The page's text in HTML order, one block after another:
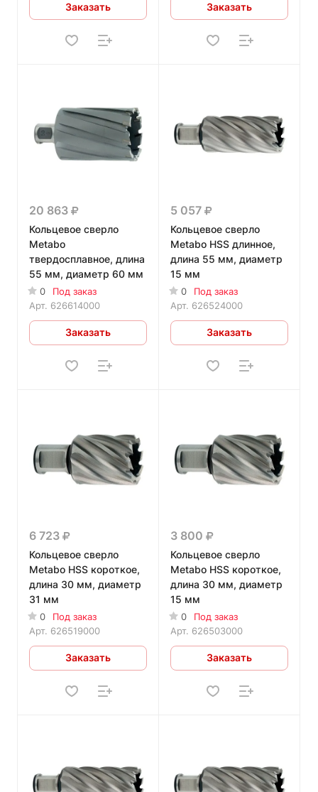
Заказать Заказать
20 863
Кольцевое сверло
Metabo
твердосплавное, длина
55 мм, диаметр 60 мм
0
Под заказ
Арт. 626614000
Заказать
5 057
Кольцевое сверло
Metabo HSS длинное,
длина 55 мм, диаметр
15 мм
0
Под заказ
Арт. 626524000
Заказать
6 723
Кольцевое сверло
Metabo HSS короткое,
длина 30 мм, диаметр
31 мм
0
Под заказ
Арт. 626519000
Заказать
3 800
Кольцевое сверло
Metabo HSS короткое,
длина 30 мм, диаметр
15 мм
0
Под заказ
Арт. 626503000
Заказать